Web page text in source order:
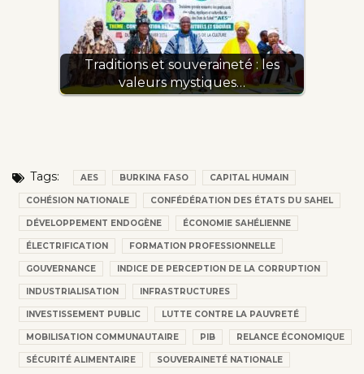
Traditions et souveraineté : les
valeurs mystiques…
Tags: AES BURKINA FASO CAPITAL HUMAIN
COHÉSION NATIONALE CONFÉDÉRATION DES ÉTATS DU SAHEL
DÉVELOPPEMENT ENDOGÈNE ÉCONOMIE SAHÉLIENNE
ÉLECTRIFICATION FORMATION PROFESSIONNELLE
GOUVERNANCE INDICE DE PERCEPTION DE LA CORRUPTION
INDUSTRIALISATION INFRASTRUCTURES
INVESTISSEMENT PUBLIC LUTTE CONTRE LA PAUVRETÉ
MOBILISATION COMMUNAUTAIRE PIB RELANCE ÉCONOMIQUE
SÉCURITÉ ALIMENTAIRE SOUVERAINETÉ NATIONALE